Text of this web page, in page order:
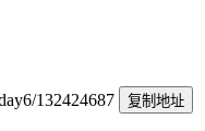
132424687
复制地址